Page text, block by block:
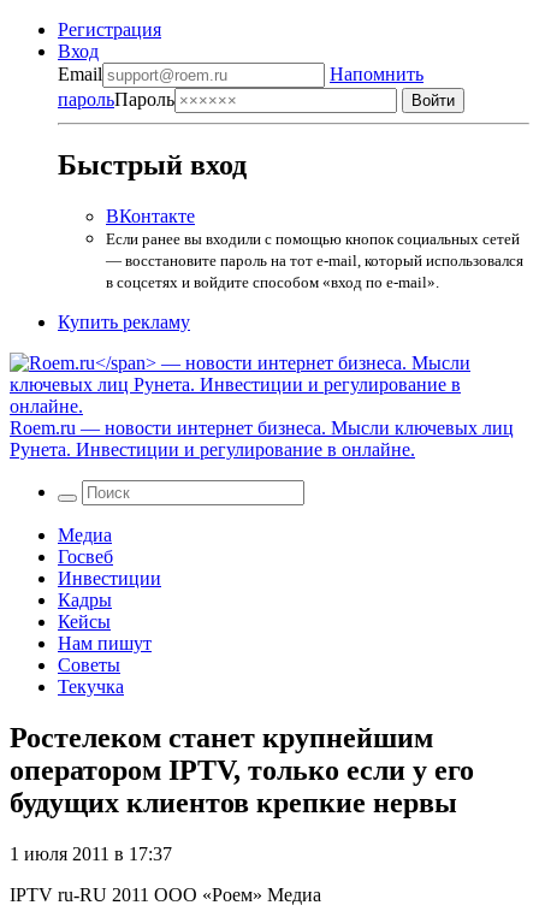
Регистрация
Вход
Email
Напомнить
парольПароль
Быстрый вход
ВКонтакте
Если ранее вы входили с помощью кнопок социальных сетей
— восстановите пароль на тот e-mail, который использовался
в соцсетях и войдите способом «вход по e-mail».
Купить рекламу
Roem.ru — новости интернет бизнеса. Мысли ключевых лиц
Рунета. Инвестиции и регулирование в онлайне.
Медиа
Госвеб
Инвестиции
Кадры
Кейсы
Нам пишут
Советы
Текучка
Ростелеком станет крупнейшим
оператором IPTV, только если у его
будущих клиентов крепкие нервы
1 июля 2011 в 17:37
IPTV ru-RU 2011 ООО «Роем» Медиа